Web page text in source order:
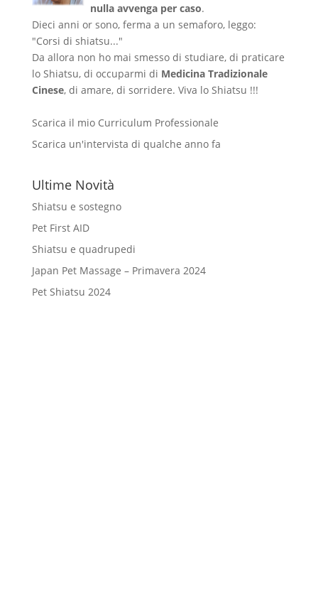
nulla avvenga per caso.
Dieci anni or sono, ferma a un semaforo, leggo:
"Corsi di shiatsu..."
Da allora non ho mai smesso di studiare, di praticare
lo Shiatsu, di occuparmi di Medicina Tradizionale
Cinese, di amare, di sorridere. Viva lo Shiatsu !!!
Scarica il mio Curriculum Professionale
Scarica un'intervista di qualche anno fa
Ultime Novità
Shiatsu e sostegno
Pet First AID
Shiatsu e quadrupedi
Japan Pet Massage – Primavera 2024
Pet Shiatsu 2024